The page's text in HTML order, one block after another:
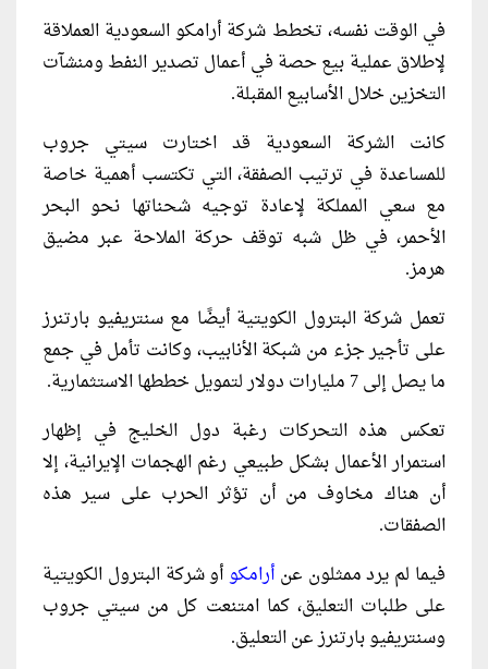
في الوقت نفسه، تخطط شركة أرامكو السعودية العملاقة
لإطلاق عملية بيع حصة في أعمال تصدير النفط ومنشآت
التخزين خلال الأسابيع المقبلة.
كانت الشركة السعودية قد اختارت سيتي جروب
للمساعدة في ترتيب الصفقة، التي تكتسب أهمية خاصة
مع سعي المملكة لإعادة توجيه شحناتها نحو البحر
الأحمر، في ظل شبه توقف حركة الملاحة عبر مضيق
هرمز.
تعمل شركة البترول الكويتية أيضًا مع سنتريفيو بارتنرز
على تأجير جزء من شبكة الأنابيب، وكانت تأمل في جمع
ما يصل إلى 7 مليارات دولار لتمويل خططها الاستثمارية.
تعكس هذه التحركات رغبة دول الخليج في إظهار
استمرار الأعمال بشكل طبيعي رغم الهجمات الإيرانية، إلا
أن هناك مخاوف من أن تؤثر الحرب على سير هذه
الصفقات.
فيما لم يرد ممثلون عن أرامكوأو شركة البترول الكويتية
على طلبات التعليق، كما امتنعت كل من سيتي جروب
وسنتريفيو بارتنرز عن التعليق.